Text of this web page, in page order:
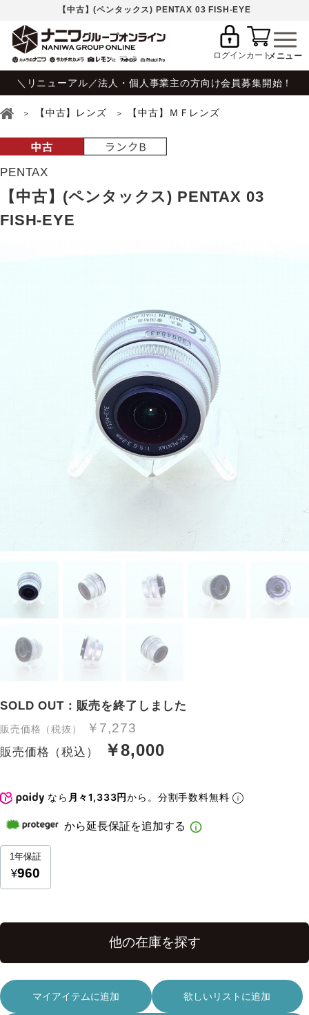
【中古】(ペンタックス) PENTAX 03 FISH-EYE
ログインカート
＼リニューアル／法人・個人事業主の方向け会員募集開始！
【中古】レンズ 【中古】ＭＦレンズ
PENTAX
【中古】(ペンタックス) PENTAX 03
FISH-EYE
SOLD OUT：販売を終了しました
販売価格（税抜） ￥7,273
販売価格（税込） ￥8,000
なら 月々1,333円から。分割手数料無料
マイアイテムに追加 欲しいリストに追加